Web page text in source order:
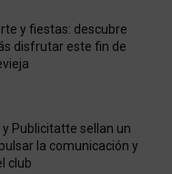
y fiestas: descubre
disfrutar este fin de
y Publicitatte sellan un
la comunicación y
club